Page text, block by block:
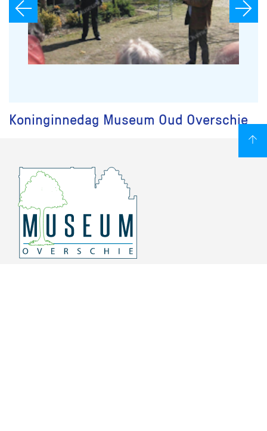
Koninginnedag Museum Oud Overschie